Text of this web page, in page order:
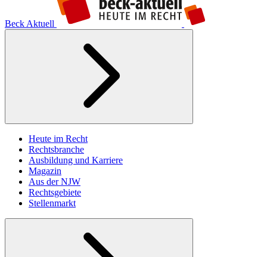
Beck Aktuell
Heute im Recht
Rechtsbranche
Ausbildung und Karriere
Magazin
Aus der NJW
Rechtsgebiete
Stellenmarkt